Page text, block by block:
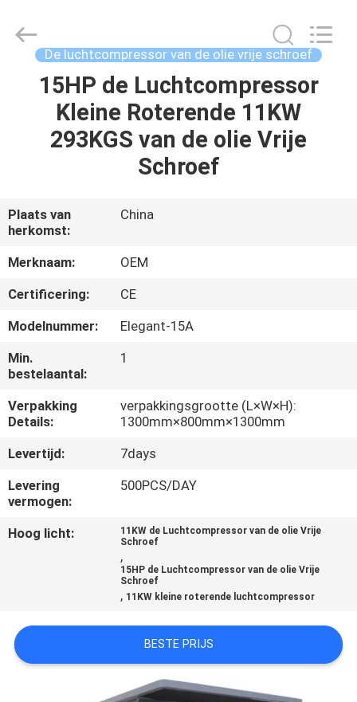
HUIS
PRODUCTEN
ONS
FABRIEKSTOCHT
KWALITEITSCONTROLE
NEEM
CONTACT
MET
ONS
OP
NIEUWS
VRAAG
Ltd..
De luchtcompressor van de olie vrije schroef
15HP de Luchtcompressor
Kleine Roterende 11KW
293KGS van de olie Vrije
Schroef
Plaats van
herkomst:
China
Merknaam:
OEM
Certificering:
CE
Modelnummer:
Elegant-15A
Min.
bestelaantal:
1
Verpakking
Details:
verpakkingsgrootte (L×W×H):
1300mm×800mm×1300mm
Levertijd:
7days
Levering
vermogen:
500PCS/DAY
Hoog licht:
11KW de Luchtcompressor van de olie Vrije
Schroef
,
15HP de Luchtcompressor van de olie Vrije
Schroef
, 11KW kleine roterende luchtcompressor
BESTE PRIJS